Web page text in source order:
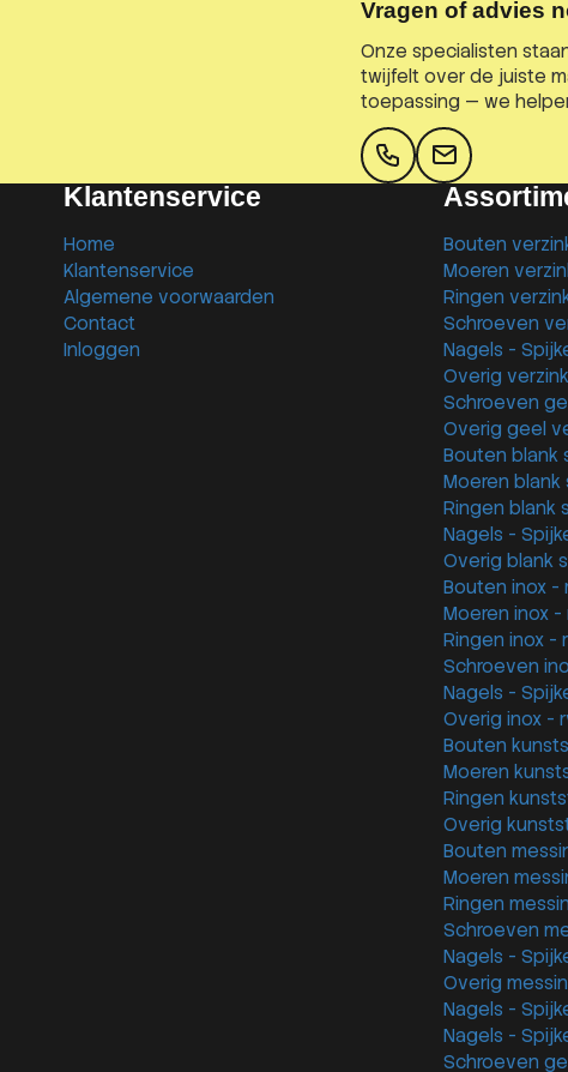
Vragen of advies
Onze specialisten
twijfelt over de juiste
toepassing — we
Klantenservice
Home
Klantenservice
Algemene voorwaarden
Contact
Inloggen
Bouten
Moeren
Ringen
Schroeven
Nagels -
Overig
Schroeven
Overig geel
Bouten blank
Moeren blank
Ringen blank
Nagels -
Overig blank
Bouten inox -
Moeren inox -
Ringen inox -
Schroeven
Nagels -
Overig inox -
Bouten
Moeren
Ringen
Overig
Bouten
Moeren
Ringen
Schroeven
Nagels -
Overig
Nagels -
Nagels -
Schroeven